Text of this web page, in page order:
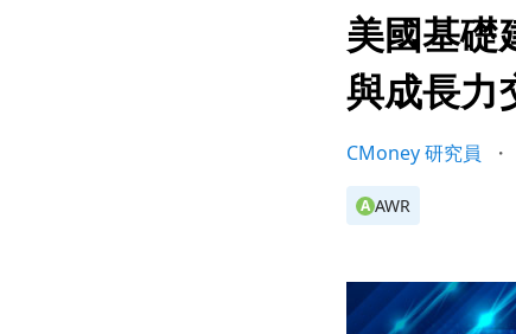
美國基礎
與成長力
CMoney 研究員 ・
A AWR